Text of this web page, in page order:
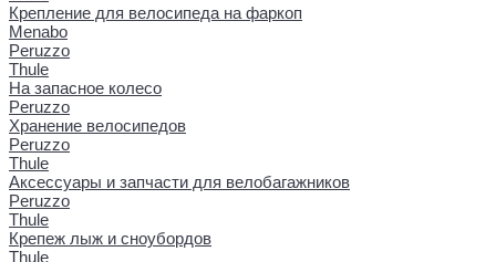
Крепление для велосипеда на фаркоп
Menabo
Peruzzo
Thule
На запасное колесо
Peruzzo
Хранение велосипедов
Peruzzo
Thule
Аксессуары и запчасти для велобагажников
Peruzzo
Thule
Крепеж лыж и сноубордов
Thule